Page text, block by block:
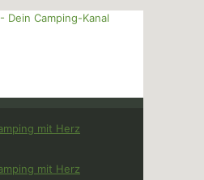
Dein Camping-Kanal